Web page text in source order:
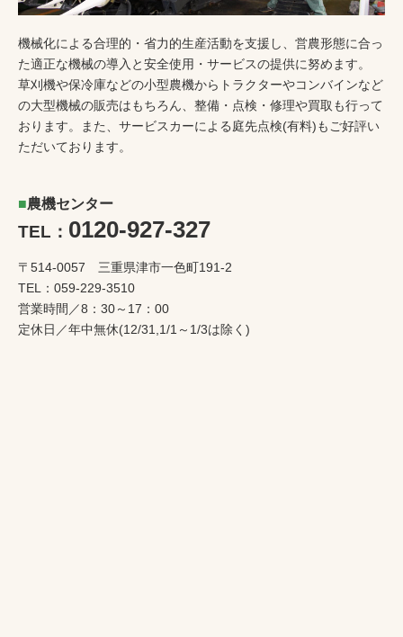
機械化による合理的・省力的生産活動を支援し、営農形態に合っ
た適正な機械の導入と安全使用・サービスの提供に努めます。
草刈機や保冷庫などの小型農機からトラクターやコンバインなど
の大型機械の販売はもちろん、整備・点検・修理や買取も行って
おります。また、サービスカーによる庭先点検(有料)もご好評い
ただいております。
農機センター
TEL： 0120-927-327
〒514-0057 三重県津市一色町191-2
TEL： 059-229-3510
営業時間／8：30～17：00
定休日／年中無休(12/31,1/1～1/3は除く)